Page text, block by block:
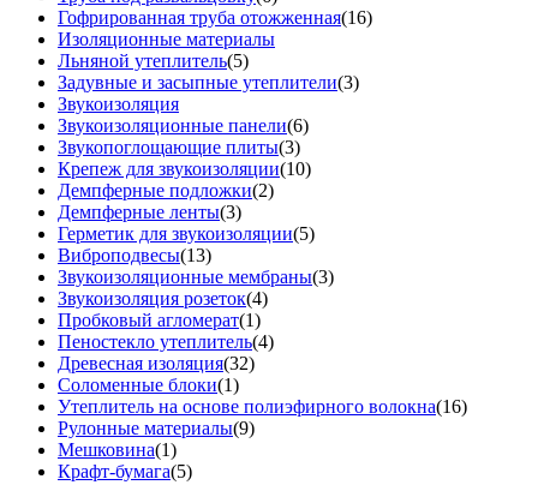
Гофрированная труба отожженная(16)
Изоляционные материалы
Льняной утеплитель(5)
Задувные и засыпные утеплители(3)
Звукоизоляция
Звукоизоляционные панели(6)
Звукопоглощающие плиты(3)
Крепеж для звукоизоляции(10)
Демпферные подложки(2)
Демпферные ленты(3)
Герметик для звукоизоляции(5)
Виброподвесы(13)
Звукоизоляционные мембраны(3)
Звукоизоляция розеток(4)
Пробковый агломерат(1)
Пеностекло утеплитель(4)
Древесная изоляция(32)
Соломенные блоки(1)
Утеплитель на основе полиэфирного волокна(16)
Рулонные материалы(9)
Мешковина(1)
Крафт-бумага(5)